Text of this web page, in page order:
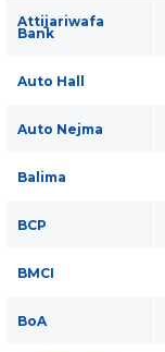
Attijariwafa
Bank
Auto Hall
Auto Nejma
Balima
BCP
BMCI
BoA